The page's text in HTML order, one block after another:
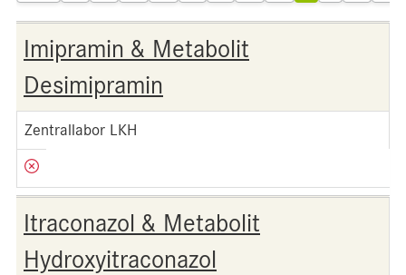
Imipramin & Metabolit
Desimipramin
Zentrallabor LKH
Itraconazol & Metabolit
Hydroxyitraconazol